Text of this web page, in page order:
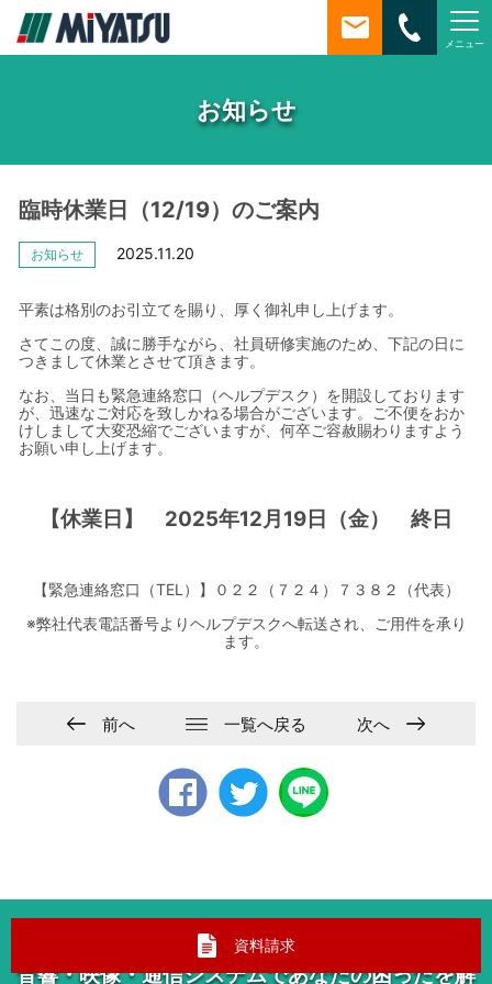
MiYATSU メニュー
お知らせ
臨時休業日（12/19）のご案内
お知らせ 2025.11.20
平素は格別のお引立てを賜り、厚く御礼申し上げます。
さてこの度、誠に勝手ながら、社員研修実施のため、下記の日に
つきまして休業とさせて頂きます。
なお、当日も緊急連絡窓口（ヘルプデスク）を開設しております
が、迅速なご対応を致しかねる場合がございます。ご不便をおか
けしまして大変恐縮でございますが、何卒ご容赦賜わりますよう
お願い申し上げます。
【休業日】 2025年12月19日（金） 終日
【緊急連絡窓口（TEL）】０２２（７２４）７３８２（代表）
※弊社代表電話番号よりヘルプデスクへ転送され、ご用件を承り
ます。
前へ 次へ
一覧へ戻る
ミヤツーなら防犯セキュリティシステム
音響・映像・通信システムであなたの困ったを解
資料請求